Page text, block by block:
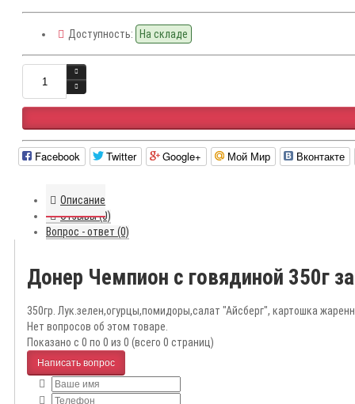
Доступность: На складе
Facebook Twitter Google+ Мой Мир Вконтакте
Описание
Отзывы (0)
Вопрос - ответ (0)
Донер Чемпион с говядиной 350г
350гр. Лук.зелен,огурцы,помидоры,салат "Айсберг", картошка
Нет вопросов об этом товаре.
Показано с 0 по 0 из 0 (всего 0 страниц)
Написать вопрос